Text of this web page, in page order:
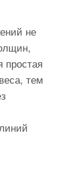
не
простая
тем